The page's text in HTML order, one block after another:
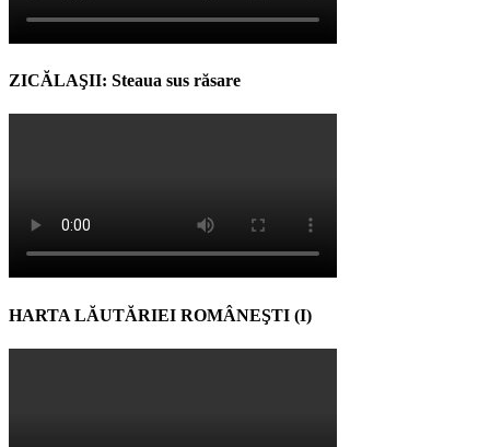
ZICĂLAŞII: Steaua sus răsare
HARTA LĂUTĂRIEI ROMÂNEŞTI (I)